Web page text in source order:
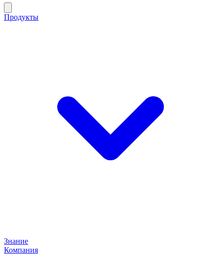
Продукты
Знание
Компания